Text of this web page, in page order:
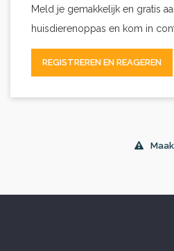
Meld je gemakkelijk en gratis
huisdierenoppas en kom in
REGISTREREN EN REAGEREN